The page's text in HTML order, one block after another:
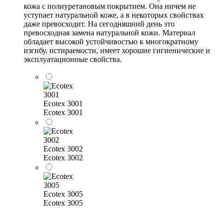
кожа с полиуретановым покрытием. Она ничем не
уступает натуральной коже, а в некоторых свойствах
даже превосходит. На сегодняшний день это
превосходная замена натуральной кожи. Материал
обладает высокой устойчивостью к многократному
изгибу, истираемости, имеет хорошие гигиенические и
эксплуатационные свойства.
Ecotex 3001
Ecotex 3001
Ecotex 3002
Ecotex 3002
Ecotex 3005
Ecotex 3005